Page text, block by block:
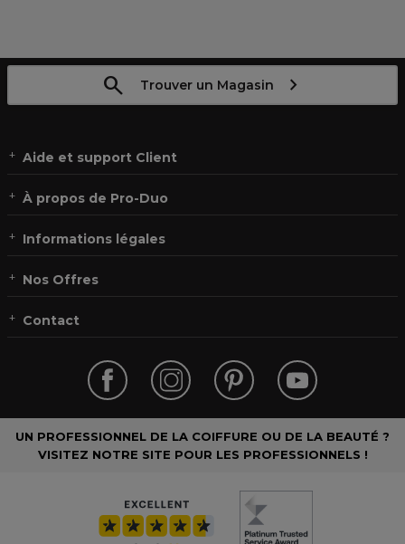
Trouver un Magasin
Aide et support Client
À propos de Pro-Duo
Informations légales
Nos Offres
Contact
UN PROFESSIONNEL DE LA COIFFURE OU DE LA BEAUTÉ ?
VISITEZ NOTRE SITE POUR LES PROFESSIONNELS !